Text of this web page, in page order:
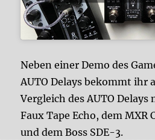
Neben einer Demo des
AUTO Delays bekommt ihr
Vergleich des AUTO
Faux Tape Echo, dem MXR
und dem Boss SDE-3.